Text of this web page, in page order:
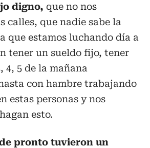
digno, que no nos
calles, que nadie sabe la
que estamos luchando día a
tener un sueldo fijo, tener
4, 5 de la mañana
con hambre trabajando
estas personas y nos
esto.
pronto tuvieron un